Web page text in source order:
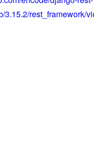
3.15.2/rest_framework/